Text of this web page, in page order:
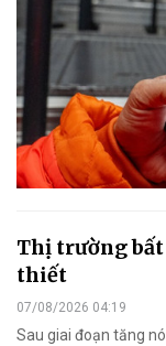
Thị trường bất
thiết
07/08/2026 04:19
Sau giai đoạn tăng